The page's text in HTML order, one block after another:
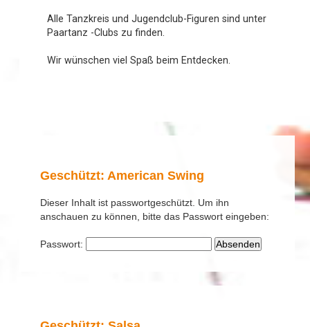
Alle Tanzkreis und Jugendclub-Figuren sind unter
Paartanz -Clubs zu finden.
Wir wünschen viel Spaß beim Entdecken.
Geschützt: American Swing
Dieser Inhalt ist passwortgeschützt. Um ihn
anschauen zu können, bitte das Passwort eingeben:
Passwort: